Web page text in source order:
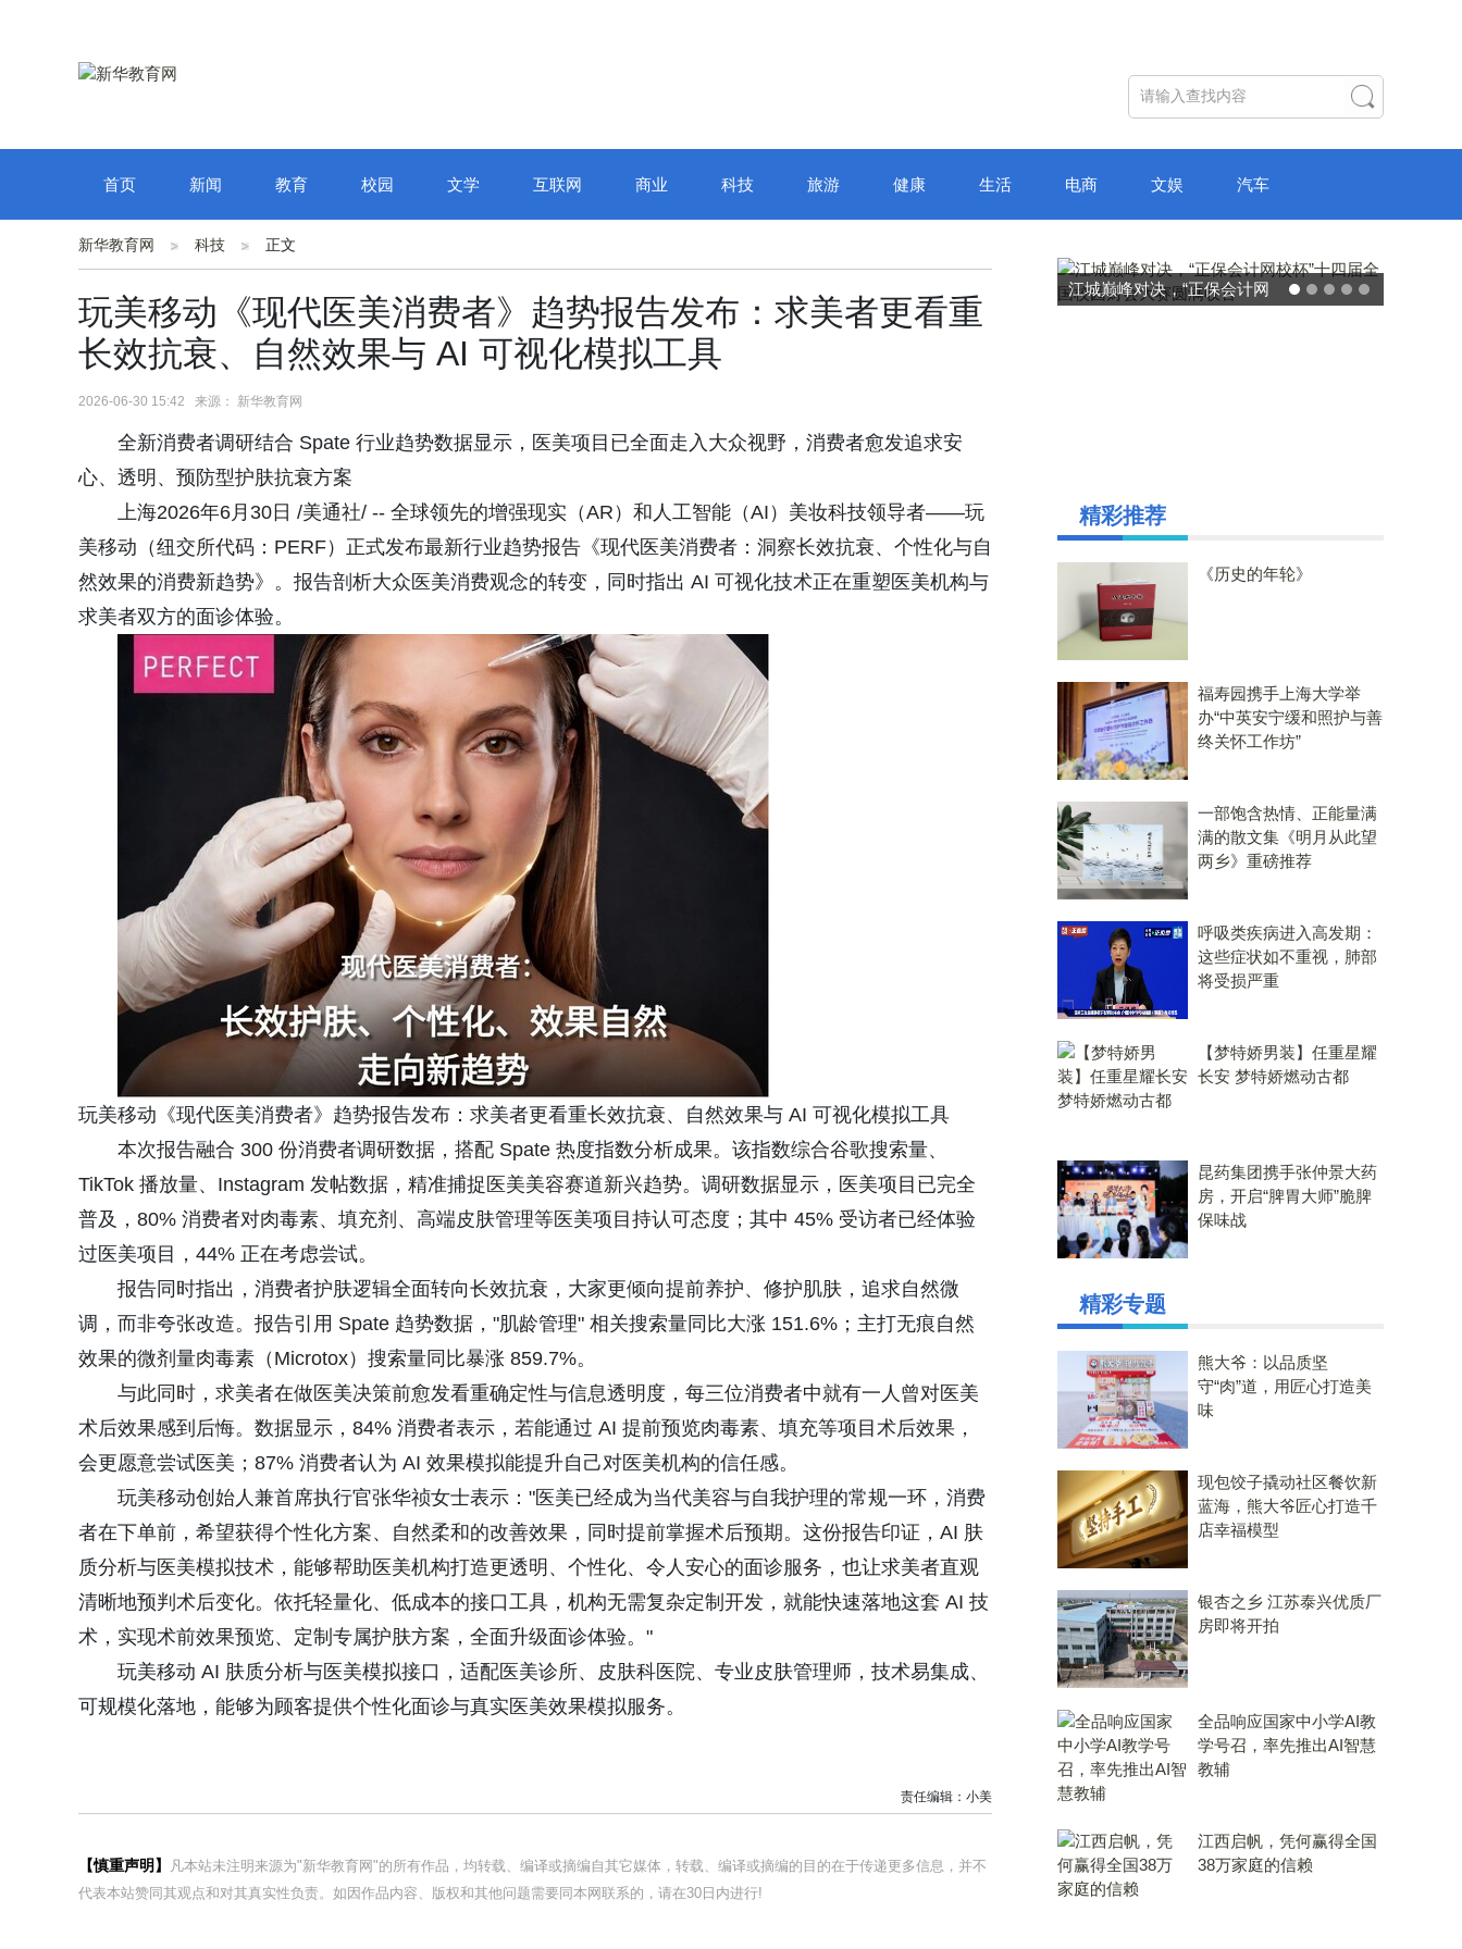
首页 新闻 教育 校园 文学 互联网 商业 科技 旅游 健康 生活 电商 文娱 汽车
新华教育网 科技 正文
玩美移动《现代医美消费者》趋势报告发布：求美者更看重
长效抗衰、自然效果与 AI 可视化模拟工具
2026-06-30 15:42 来源： 新华教育网
全新消费者调研结合 Spate 行业趋势数据显示，医美项目已全面走入大众视野，消费者愈发追求安
心、透明、预防型护肤抗衰方案
上海2026年6月30日 /美通社/ -- 全球领先的增强现实（AR）和人工智能（AI）美妆科技领导者——玩
美移动（纽交所代码：PERF）正式发布最新行业趋势报告《现代医美消费者：洞察长效抗衰、个性化与自
然效果的消费新趋势》。报告剖析大众医美消费观念的转变，同时指出 AI 可视化技术正在重塑医美机构与
求美者双方的面诊体验。
玩美移动《现代医美消费者》趋势报告发布：求美者更看重长效抗衰、自然效果与 AI 可视化模拟工具
本次报告融合 300 份消费者调研数据，搭配 Spate 热度指数分析成果。该指数综合谷歌搜索量、
TikTok 播放量、Instagram 发帖数据，精准捕捉医美美容赛道新兴趋势。调研数据显示，医美项目已完全
普及，80% 消费者对肉毒素、填充剂、高端皮肤管理等医美项目持认可态度；其中 45% 受访者已经体验
过医美项目，44% 正在考虑尝试。
报告同时指出，消费者护肤逻辑全面转向长效抗衰，大家更倾向提前养护、修护肌肤，追求自然微
调，而非夸张改造。报告引用 Spate 趋势数据，"肌龄管理" 相关搜索量同比大涨 151.6%；主打无痕自然
效果的微剂量肉毒素（Microtox）搜索量同比暴涨 859.7%。
与此同时，求美者在做医美决策前愈发看重确定性与信息透明度，每三位消费者中就有一人曾对医美
术后效果感到后悔。数据显示，84% 消费者表示，若能通过 AI 提前预览肉毒素、填充等项目术后效果，
会更愿意尝试医美；87% 消费者认为 AI 效果模拟能提升自己对医美机构的信任感。
玩美移动创始人兼首席执行官张华祯女士表示："医美已经成为当代美容与自我护理的常规一环，消费
者在下单前，希望获得个性化方案、自然柔和的改善效果，同时提前掌握术后预期。这份报告印证，AI 肤
质分析与医美模拟技术，能够帮助医美机构打造更透明、个性化、令人安心的面诊服务，也让求美者直观
清晰地预判术后变化。依托轻量化、低成本的接口工具，机构无需复杂定制开发，就能快速落地这套 AI 技
术，实现术前效果预览、定制专属护肤方案，全面升级面诊体验。"
玩美移动 AI 肤质分析与医美模拟接口，适配医美诊所、皮肤科医院、专业皮肤管理师，技术易集成、
可规模化落地，能够为顾客提供个性化面诊与真实医美效果模拟服务。
责任编辑：小美
【慎重声明】
凡本站未注明来源为"新华教育网"的所有作品，均转载、编译或摘编自其它媒体，转载、编译或摘编的目的在于传递更多信息，并不
代表本站赞同其观点和对其真实性负责。如因作品内容、版权和其他问题需要同本网联系的，请在30日内进行!
江城巅峰对决，“正保会计网
精彩推荐
《历史的年轮》
福寿园携手上海大学举
办“中英安宁缓和照护与善
终关怀工作坊”
一部饱含热情、正能量满
满的散文集《明月从此望
两乡》重磅推荐
呼吸类疾病进入高发期：
这些症状如不重视，肺部
将受损严重
【梦特娇男装】任重星耀
长安 梦特娇燃动古都
昆药集团携手张仲景大药
房，开启“脾胃大师”脆脾
保味战
精彩专题
熊大爷：以品质坚
守“肉”道，用匠心打造美
味
现包饺子撬动社区餐饮新
蓝海，熊大爷匠心打造千
店幸福模型
银杏之乡 江苏泰兴优质厂
房即将开拍
全品响应国家中小学AI教
学号召，率先推出AI智慧
教辅
江西启帆，凭何赢得全国
38万家庭的信赖